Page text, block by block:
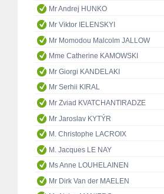
Mr Andrej HUNKO
Mr Viktor IELENSKYI
Mr Momodou Malcolm JALLOW
Mme Catherine KAMOWSKI
Mr Giorgi KANDELAKI
Mr Serhii KIRAL
Mr Zviad KVATCHANTIRADZE
Mr Jaroslav KYTÝR
M. Christophe LACROIX
M. Jacques LE NAY
Ms Anne LOUHELAINEN
Mr Dirk Van der MAELEN